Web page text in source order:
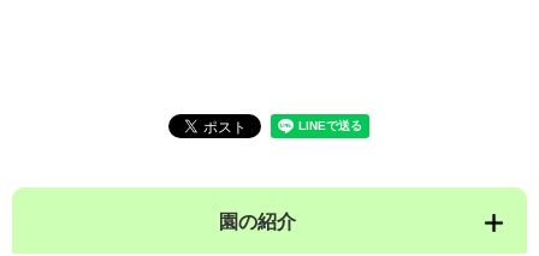
園の紹介